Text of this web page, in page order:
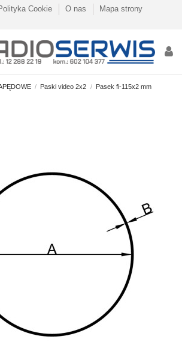
Cookie O nas
Mapa strony
Paski video 2x2 Pasek fi-115x2 mm